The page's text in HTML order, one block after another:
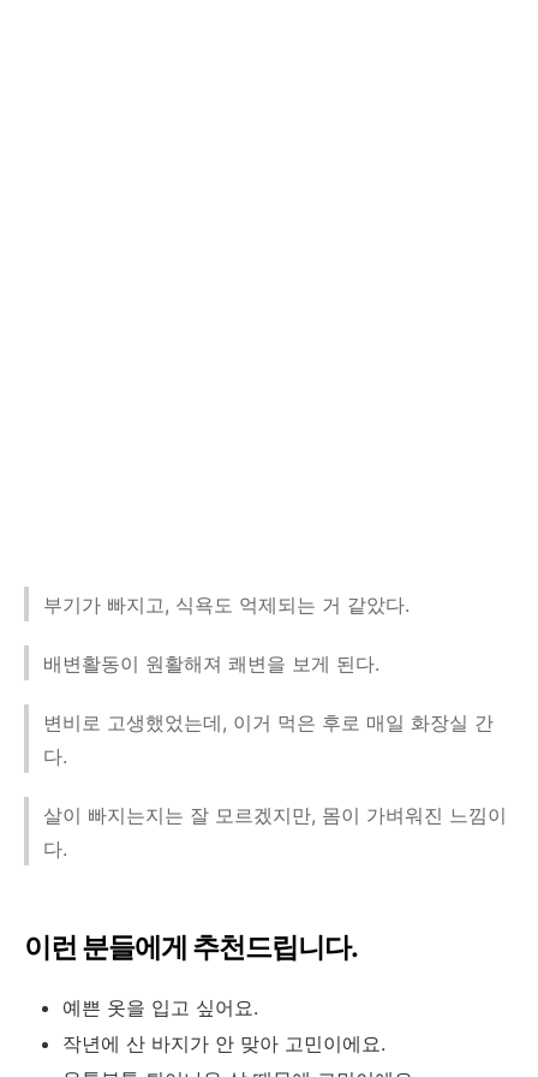
부기가 빠지고, 식욕도 억제되는 거 같았다.
배변활동이 원활해져 쾌변을 보게 된다.
변비로 고생했었는데, 이거 먹은 후로 매일 화장실 간
다.
살이 빠지는지는 잘 모르겠지만, 몸이 가벼워진 느낌이
다.
이런 분들에게 추천드립니다.
예쁜 옷을 입고 싶어요.
작년에 산 바지가 안 맞아 고민이에요.